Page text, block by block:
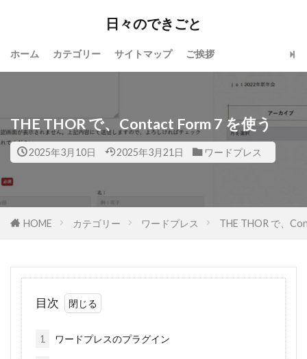
日々のできごと
ホーム カテゴリー サイトマップ ご挨拶
THE THOR で、Contact Form 7 を使う
2025年3月10日 2025年3月21日 ワードプレス
HOME カテゴリー ワードプレス THE THOR で、
目次
1 ワードプレスのプラグイン